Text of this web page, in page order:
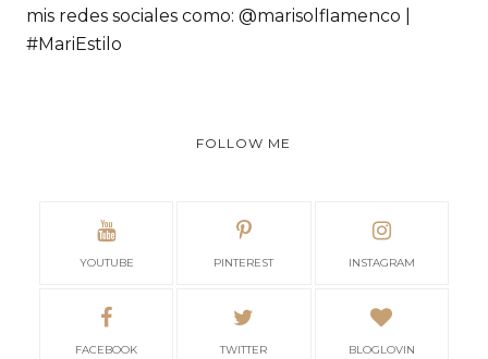
mis redes sociales como: @marisolflamenco |
#MariEstilo
FOLLOW ME
YOUTUBE PINTEREST INSTAGRAM
FACEBOOK TWITTER BLOGLOVIN